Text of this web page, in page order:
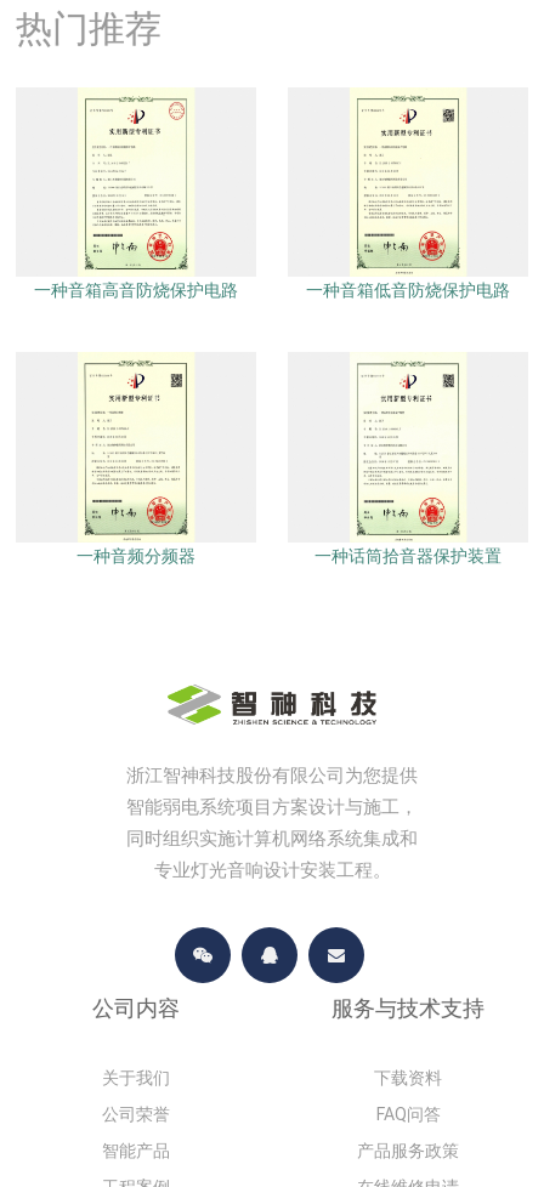
热门推荐
一种音箱高音防烧保护电路 一种音箱低音防烧保护电路
一种音频分频器 一种话筒拾音器保护装置
浙江智神科技股份有限公司为您提供
智能弱电系统项目方案设计与施工，
同时组织实施计算机网络系统集成和
专业灯光音响设计安装工程。
公司内容
关于我们
公司荣誉
智能产品
服务与技术支持
下载资料
FAQ问答
产品服务政策